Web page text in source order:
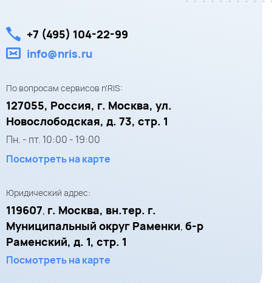
+7 (495) 104-22-99
info@nris.ru
По вопросам сервисов n'RIS:
127055, Россия, г. Москва, ул.
Новослободская, д. 73, стр. 1
Пн. - пт. 10:00 - 19:00
Посмотреть на карте
Юридический адрес:
119607, г. Москва, вн.тер. г.
Муниципальный округ Раменки, б-р
Раменский, д. 1, стр. 1
Посмотреть на карте